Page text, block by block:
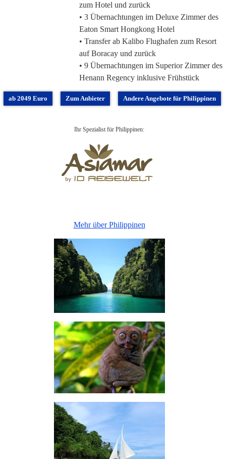
zum Hotel und zurück
• 3 Übernachtungen im Deluxe Zimmer des
Eaton Smart Hongkong Hotel
• Transfer ab Kalibo Flughafen zum Resort
auf Boracay und zurück
• 9 Übernachtungen im Superior Zimmer des
Henann Regency inklusive Frühstück
ab 2049 Euro Zum Anbieter Andere Angebote für Philippinen
Ihr Spezialist für Philippinen:
Mehr über Philippinen